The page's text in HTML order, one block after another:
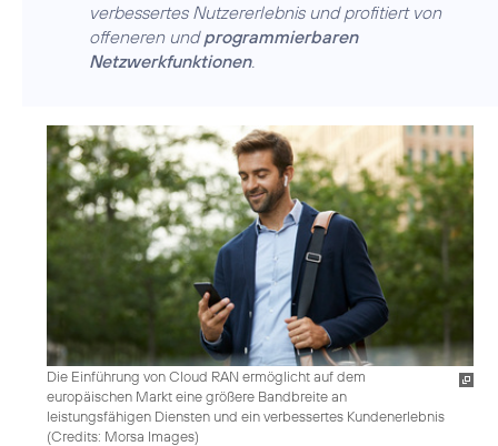
verbessertes Nutzererlebnis und profitiert von
offeneren undprogrammierbaren
Netzwerkfunktionen.
Die Einführung von Cloud RAN ermöglicht auf dem
europäischen Markt eine größere Bandbreite an
leistungsfähigen Diensten und ein verbessertes Kundenerlebnis
(Credits: Morsa Images)